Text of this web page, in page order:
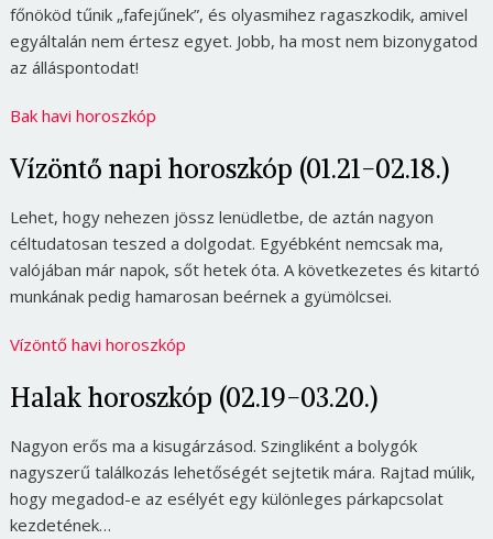
főnököd tűnik „fafejűnek”, és olyasmihez ragaszkodik, amivel
egyáltalán nem értesz egyet. Jobb, ha most nem bizonygatod
az álláspontodat!
Bak havi horoszkóp
Vízöntő napi horoszkóp (01.21-02.18.)
Lehet, hogy nehezen jössz lenüdletbe, de aztán nagyon
céltudatosan teszed a dolgodat. Egyébként nemcsak ma,
valójában már napok, sőt hetek óta. A következetes és kitartó
munkának pedig hamarosan beérnek a gyümölcsei.
Vízöntő havi horoszkóp
Halak horoszkóp (02.19-03.20.)
Nagyon erős ma a kisugárzásod. Szingliként a bolygók
nagyszerű találkozás lehetőségét sejtetik mára. Rajtad múlik,
hogy megadod-e az esélyét egy különleges párkapcsolat
kezdetének…